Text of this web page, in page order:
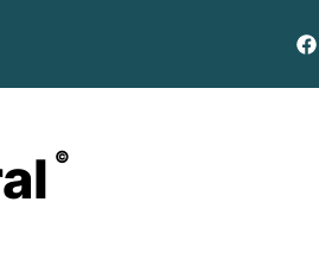
©